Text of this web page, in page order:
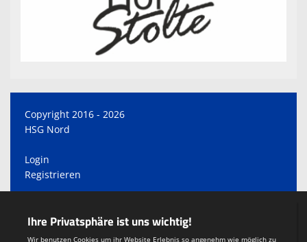
Copyright 2016 - 2026
HSG Nord
Login
Registrieren
Teamsports 2